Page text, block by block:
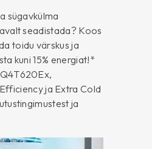
sügavkülma
seadistada? Koos
toidu värskus ja
kuni 15% energiat!*
ja Extra Cold
ja